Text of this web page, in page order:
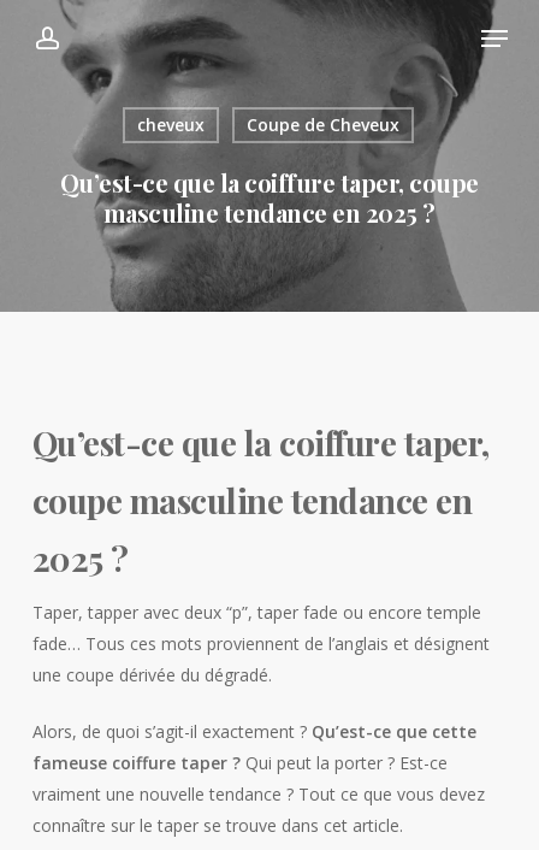
account Menu
cheveux Coupe de Cheveux
Qu’est-ce que la coiffure taper, coupe
masculine tendance en 2025 ?
Qu’est-ce que la coiffure taper,
coupe masculine tendance en
2025 ?
Taper, tapper avec deux “p”, taper fade ou encore temple
fade… Tous ces mots proviennent de l’anglais et désignent
une coupe dérivée du dégradé.
Alors, de quoi s’agit-il exactement ? Qu’est-ce que cette
fameuse coiffure taper ?Qui peut la porter ? Est-ce
vraiment une nouvelle tendance ? Tout ce que vous devez
connaître sur le taper se trouve dans cet article.
Menu